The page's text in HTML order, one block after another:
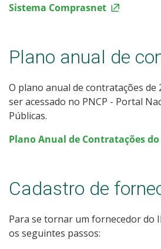
Sistema Comprasnet
Plano anual de
O plano anual de contratações de
ser acessado no PNCP - Portal
Públicas.
Plano Anual de Contratações do
Cadastro de
Para se tornar um fornecedor do
os seguintes passos: